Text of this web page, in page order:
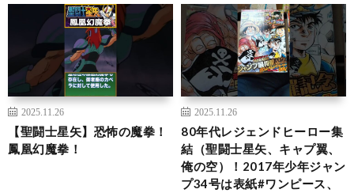
2025.11.26
【聖闘士星矢】恐怖の魔拳！
鳳凰幻魔拳！
2025.11.26
80年代レジェンドヒーロー集
結（聖闘士星矢、キャプ翼、
俺の空）！2017年少年ジャン
プ34号は表紙#ワンピース、